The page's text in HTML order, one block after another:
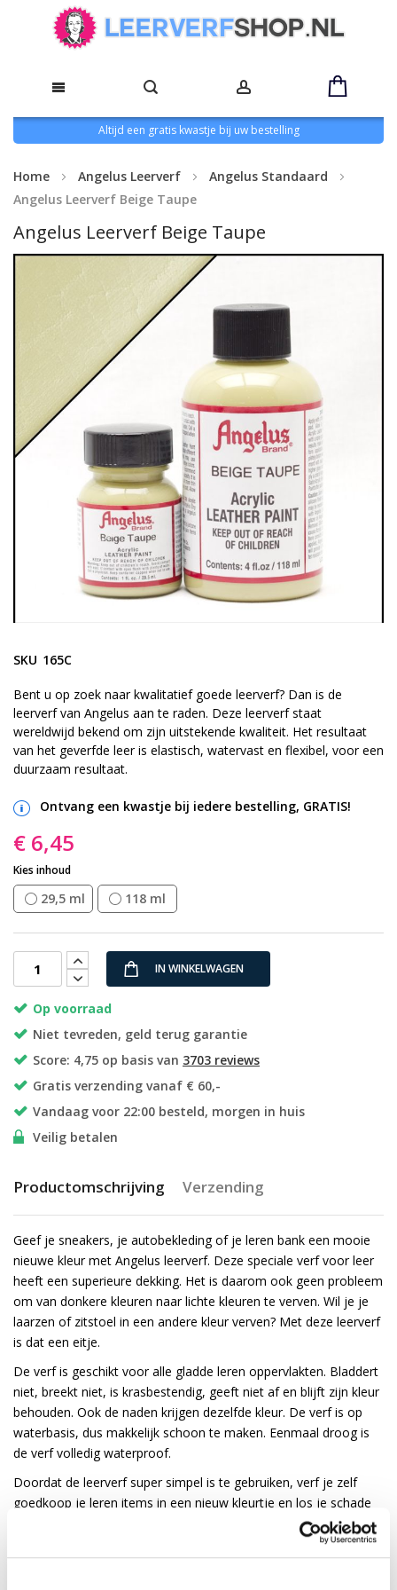
Altijd een gratis kwastje bij uw bestelling
Home Angelus Leerverf
Angelus Standaard
Angelus Leerverf Beige Taupe
Angelus Leerverf Beige Taupe
Ga
afbeeldingen-
naar
begin
van
de
afbeeldingen-
gallerij
SKU 165C
Bent u op zoek naar kwalitatief goede leerverf? Dan is de
leerverf van Angelus aan te raden. Deze leerverf staat
wereldwijd bekend om zijn uitstekende kwaliteit. Het resultaat
van het geverfde leer is elastisch, watervast en flexibel, voor een
duurzaam resultaat.
Ontvang een kwastje bij iedere bestelling, GRATIS!
€ 6,45
Kies inhoud
29,5 ml 118 ml
IN WINKELWAGEN
Op voorraad
Niet tevreden, geld terug garantie
Score: 4,75 op basis van 3703 reviews
Gratis verzending vanaf € 60,-
Vandaag voor 22:00 besteld, morgen in huis
Veilig betalen
Productomschrijving
Geef je sneakers, je autobekleding of je leren bank een mooie
nieuwe kleur met Angelus leerverf. Deze speciale verf voor leer
heeft een superieure dekking. Het is daarom ook geen probleem
om van donkere kleuren naar lichte kleuren te verven. Wil je je
laarzen of zitstoel in een andere kleur verven? Met deze leerverf
is dat een eitje.
De verf is geschikt voor alle gladde leren oppervlakten. Bladdert
niet, breekt niet, is krasbestendig, geeft niet af en blijft zijn kleur
behouden. Ook de naden krijgen dezelfde kleur. De verf is op
waterbasis, dus makkelijk schoon te maken. Eenmaal droog is
de verf volledig waterproof.
Doordat de leerverf super simpel is te gebruiken, verf je zelf
goedkoop je leren items in een nieuw kleurtje en los je schade
Gebruiksadvies voor Angelus leerverf:
Verzending